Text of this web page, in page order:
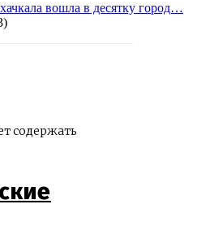
вошла в десятку город…
содержать